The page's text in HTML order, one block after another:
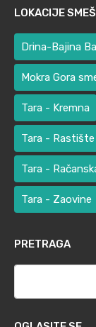
LOKACIJE
Drina-Bajina
Mokra Gora
Tara - Kremna
Tara -
Tara -
Tara - Zaovine
PRETRAGA